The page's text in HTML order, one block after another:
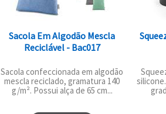
Sacola Em Algodão Mescla
Reciclável - Bac017
Sacola confeccionada em algodão
mescla reciclado, gramatura 140
g/m². Possui alça de 65 cm...